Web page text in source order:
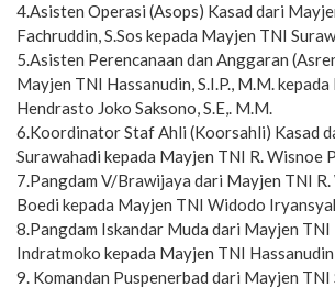
4.Asisten Operasi (Asops) Kasad dari
Fachruddin, S.Sos kepada Mayjen TNI
5.Asisten Perencanaan dan Anggaran
Mayjen TNI Hassanudin, S.I.P., M.M.
Hendrasto Joko Saksono, S.E,. M.M.
6.Koordinator Staf Ahli (Koorsahli) Kasad
Surawahadi kepada Mayjen TNI R. Wisnoe
7.Pangdam V/Brawijaya dari Mayjen TNI
Boedi kepada Mayjen TNI Widodo
8.Pangdam Iskandar Muda dari Mayjen
Indratmoko kepada Mayjen TNI
9. Komandan Puspenerbad dari Mayjen TNI